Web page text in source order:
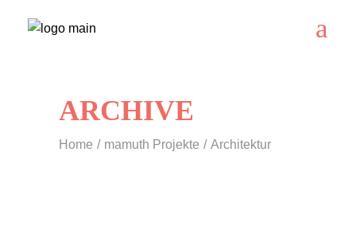
ARCHIVE
Home mamuth Projekte Architektur